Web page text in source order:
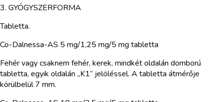
3. GYÓGYSZERFORMA
Tabletta.
Co-Dalnessa-AS 5 mg/1,25 mg/5 mg tabletta
Fehér vagy csaknem fehér, kerek, mindkét oldalán domború
tabletta, egyik oldalán „K1” jelöléssel. A tabletta átmérője
körülbelül 7 mm.